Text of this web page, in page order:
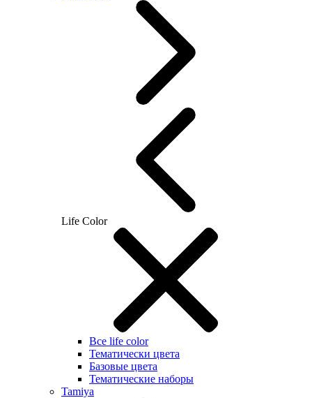
Life Color
Все life color
Тематически цвета
Базовые цвета
Тематические наборы
Tamiya